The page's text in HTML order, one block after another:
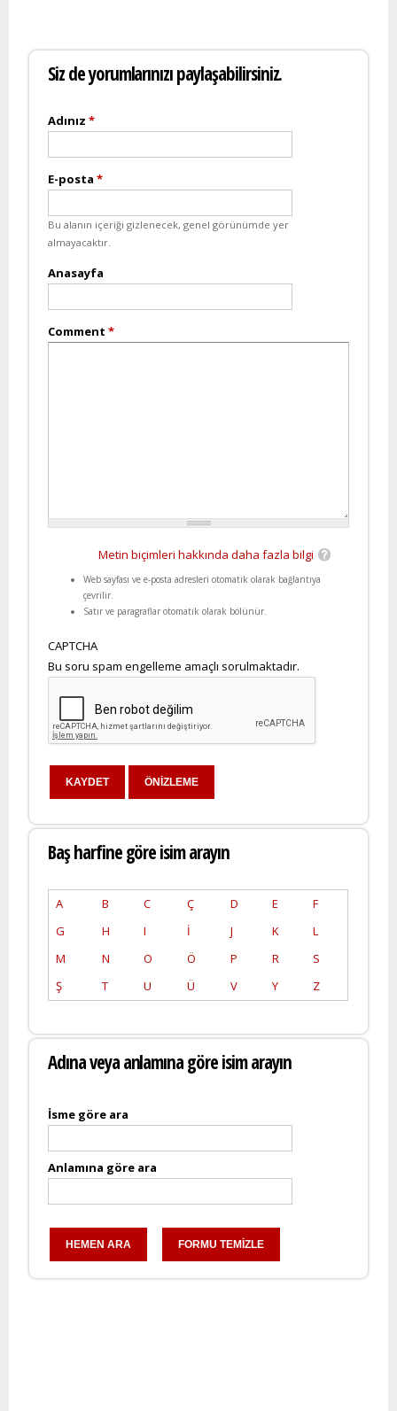
Siz de yorumlarınızı paylaşabilirsiniz.
Adınız *
E-posta *
Bu alanın içeriği gizlenecek, genel görünümde yer
almayacaktır.
Anasayfa
Comment *
Metin biçimleri hakkında daha fazla bilgi
Web sayfası ve e-posta adresleri otomatik olarak bağlantıya
çevrilir.
Satır ve paragraflar otomatik olarak bölünür.
CAPTCHA
Bu soru spam engelleme amaçlı sorulmaktadır.
Baş harfine göre isim arayın
A B C Ç D E
F
G
H I İ J K
L
M
N O Ö P R
S
Ş
T U Ü V Y Z
Adına veya anlamına göre isim arayın
İsme göre ara
Anlamına göre ara